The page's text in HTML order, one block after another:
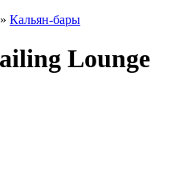
» Кальян-бары
Lounge